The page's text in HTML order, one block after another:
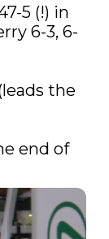
5 (!) in
6-3, 6-
the
end of